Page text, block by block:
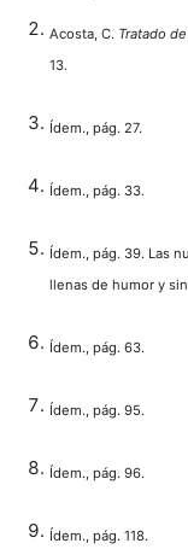
Acosta, C. Tratado
13.
Ídem., pág. 27.
Ídem., pág. 33.
Ídem., pág. 39. Las
llenas de humor y
Ídem., pág. 63.
Ídem., pág. 95.
Ídem., pág. 96.
Ídem., pág. 118.